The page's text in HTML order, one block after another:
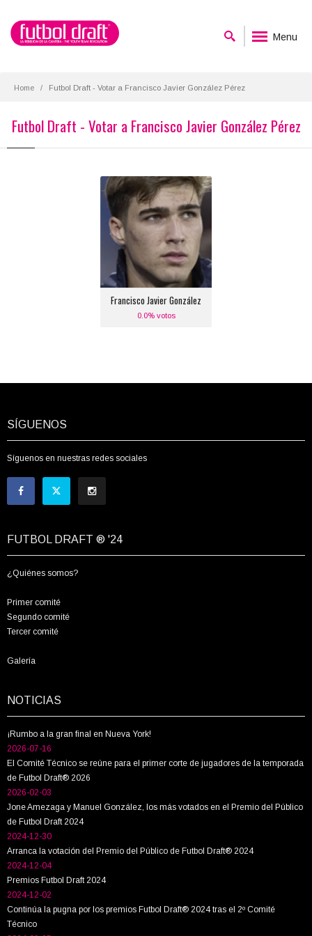
Menu
Home Futbol Draft - Votar a Francisco Javier González Pérez
Futbol Draft - Votar a Francisco Javier González Pérez
Francisco Javier González
0.0% votos
Francisco Javier González
Posición:
Portero
Equipo actual:
Real Madrid
SÍGUENOS
Síguenos en nuestras redes sociales
FUTBOL DRAFT ® '24
¿Quiénes somos?
Primer comité
Segundo comité
Tercer comité
Galería
NOTICIAS
¡Rumbo a la gran final en Nueva York!
2026-07-16
El Comité Técnico se reúne para el primer corte de jugadores de la temporada
de Futbol Draft® 2026
2026-02-03
Jone Amezaga y Manuel González, los más votados en el Premio del Público
de Futbol Draft 2024
2024-12-30
Arranca la votación del Premio del Público de Futbol Draft® 2024
2024-12-04
Premios Futbol Draft 2024
2024-12-02
Continúa la pugna por los premios Futbol Draft® 2024 tras el 2º Comité
Técnico